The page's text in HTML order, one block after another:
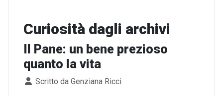
Curiosità dagli archivi
Il Pane: un bene prezioso
quanto la vita
Dettagli
Scritto da Genziana Ricci